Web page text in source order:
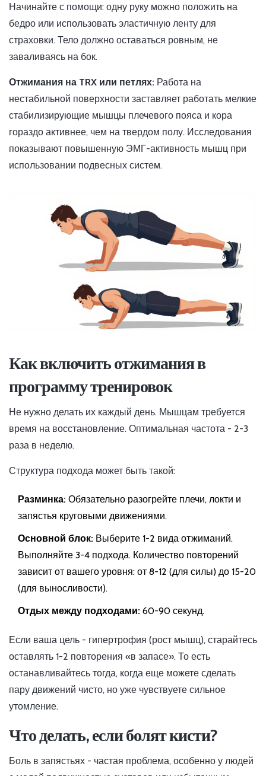
Начинайте с помощи: одну руку можно положить на
бедро или использовать эластичную ленту для
страховки. Тело должно оставаться ровным, не
заваливаясь на бок.
Отжимания на TRX или петлях: Работа на
нестабильной поверхности заставляет работать мелкие
стабилизирующие мышцы плечевого пояса и кора
гораздо активнее, чем на твердом полу. Исследования
показывают повышенную ЭМГ-активность мышц при
использовании подвесных систем.
Как включить отжимания в
программу тренировок
Не нужно делать их каждый день. Мышцам требуется
время на восстановление. Оптимальная частота - 2-3
раза в неделю.
Структура подхода может быть такой:
Разминка: Обязательно разогрейте плечи, локти и
запястья круговыми движениями.
Основной блок: Выберите 1-2 вида отжиманий.
Выполняйте 3-4 подхода. Количество повторений
зависит от вашего уровня: от 8-12 (для силы) до 15-20
(для выносливости).
Отдых между подходами: 60-90 секунд.
Если ваша цель - гипертрофия (рост мышц), старайтесь
оставлять 1-2 повторения «в запасе». То есть
останавливайтесь тогда, когда еще можете сделать
пару движений чисто, но уже чувствуете сильное
утомление.
Что делать, если болят кисти?
Боль в запястьях - частая проблема, особенно у людей